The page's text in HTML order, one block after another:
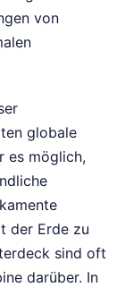
von
globale
es möglich,
der Erde zu
sind oft
darüber. In